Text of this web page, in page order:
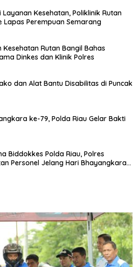
Kesehatan, Poliklinik Rutan
Lapas Perempuan Semarang
Rutan Bangil Bahas
Dinkes dan Klinik Polres
dan Alat Bantu Disabilitas di Puncak
ke-79, Polda Riau Gelar Bakti
Biddokkes Polda Riau, Polres
Personel Jelang Hari Bhayangkara